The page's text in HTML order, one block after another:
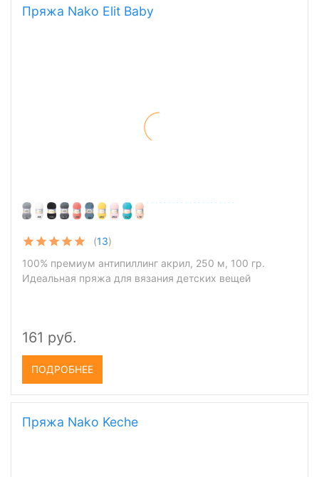
Пряжа Nako Elit Baby
(13)
100% премиум антипиллинг акрил, 250 м, 100 гр.
Идеальная пряжа для вязания детских вещей
161 руб.
ПОДРОБНЕЕ
Пряжа Nako Keche